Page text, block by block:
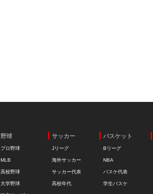
野球
プロ野球
MLB
高校野球
大学野球
サッカー
Jリーグ
海外サッカー
サッカー代表
高校年代
バスケット
Bリーグ
NBA
バスケ代表
学生バスケ